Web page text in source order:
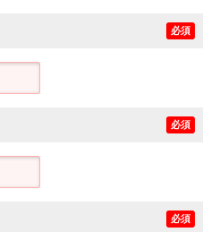
必須
必須
必須